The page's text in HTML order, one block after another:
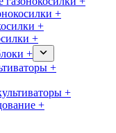
+
+
+
+
+
+
+